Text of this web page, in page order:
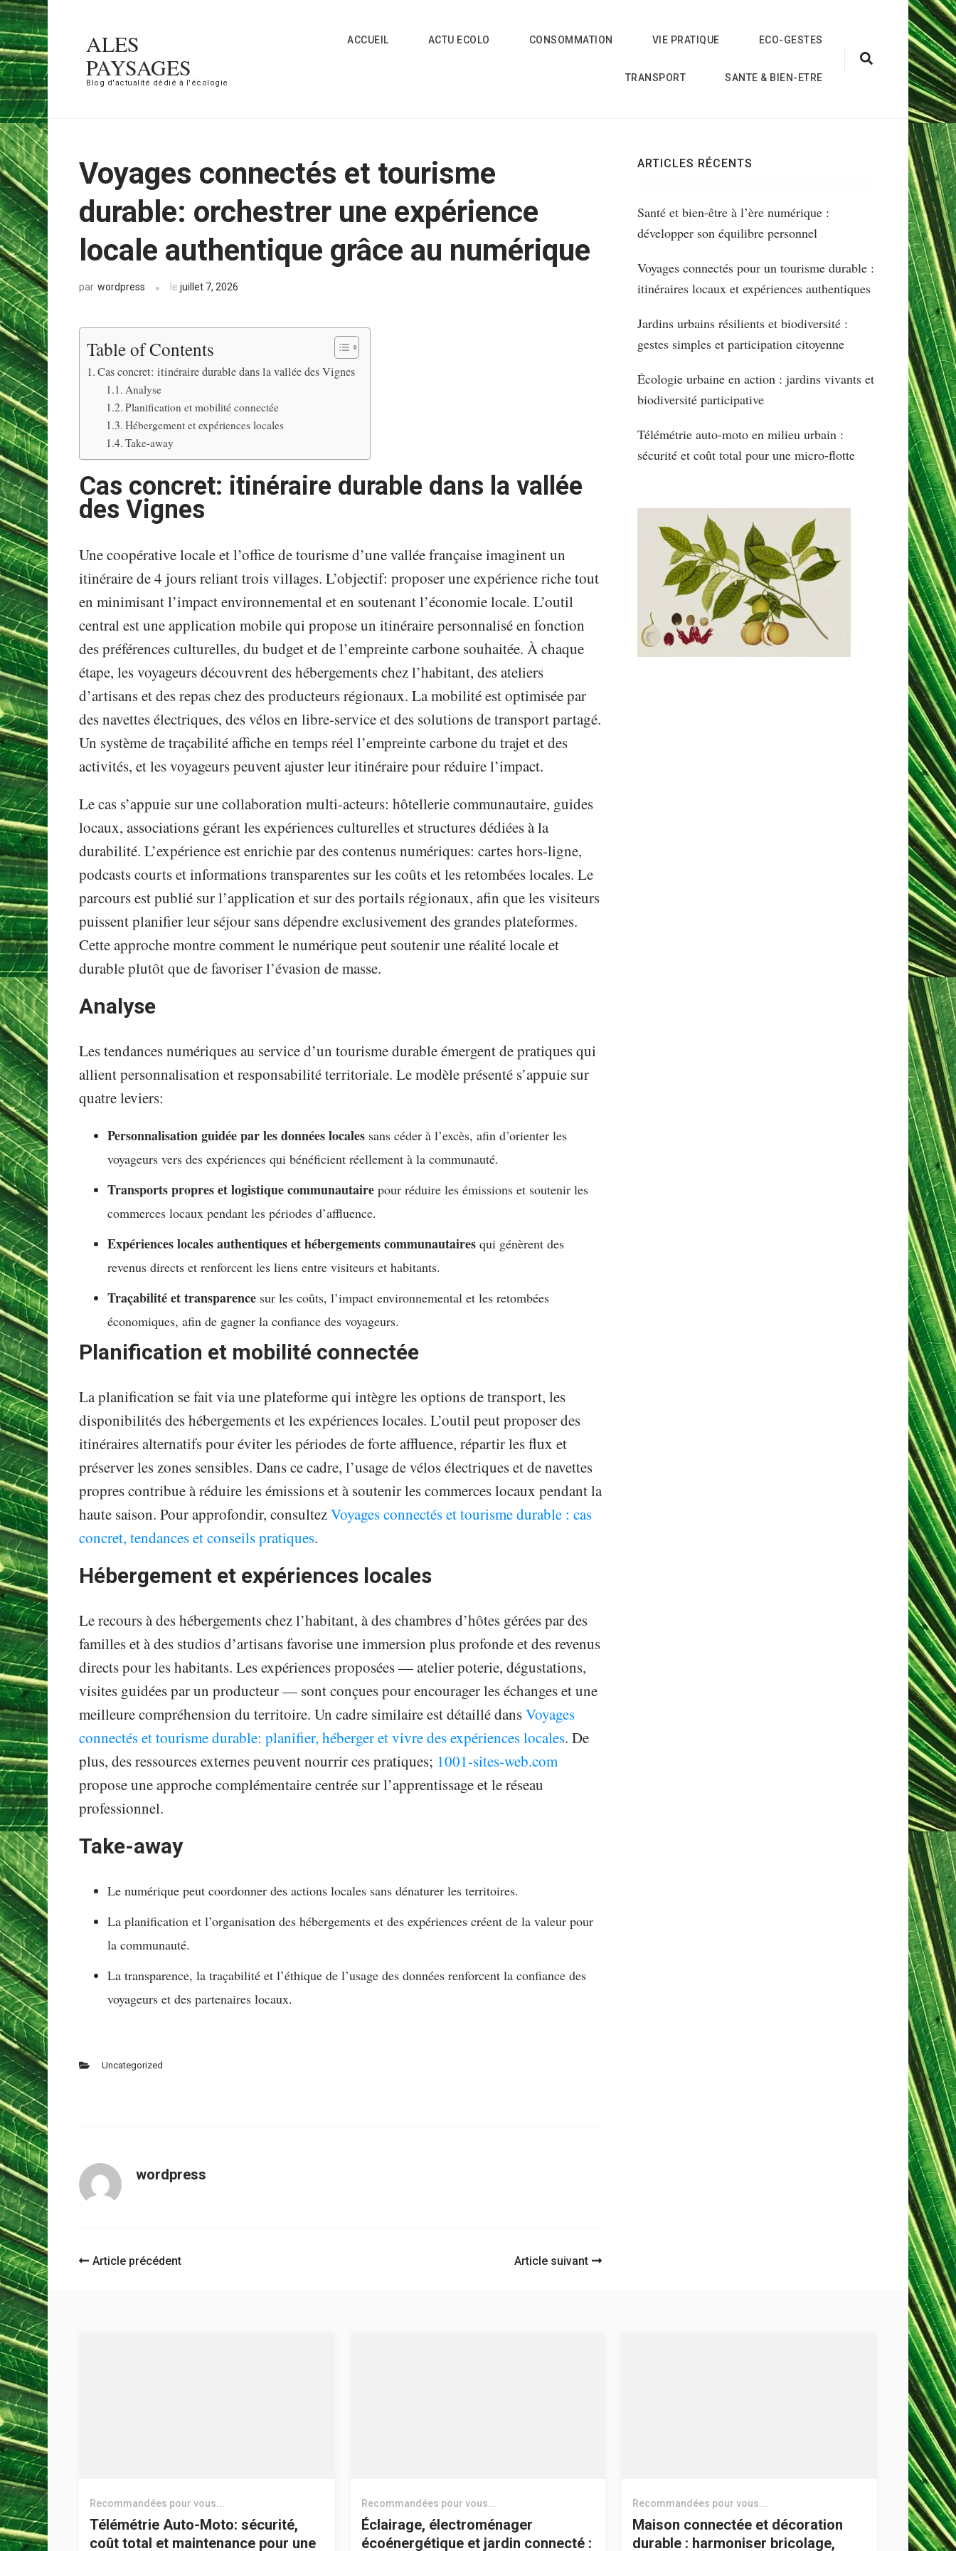
Aller
au
contenu
(Pressez
Entrée)
ALES
PAYSAGES
Blog d'actualité dédié à l'écologie
ACCUEIL ACTU ECOLO CONSOMMATION VIE PRATIQUE ECO-GESTES
TRANSPORT SANTE & BIEN-ETRE
Voyages connectés et tourisme
durable: orchestrer une expérience
locale authentique grâce au numérique
par wordpress lejuillet 7, 2026
Table of Contents
Cas concret: itinéraire durable dans la vallée des Vignes
Analyse
Planification et mobilité connectée
Hébergement et expériences locales
Take-away
Cas concret: itinéraire durable dans la vallée
des Vignes
Une coopérative locale et l’office de tourisme d’une vallée française imaginent un
itinéraire de 4 jours reliant trois villages. L’objectif: proposer une expérience riche tout
en minimisant l’impact environnemental et en soutenant l’économie locale. L’outil
central est une application mobile qui propose un itinéraire personnalisé en fonction
des préférences culturelles, du budget et de l’empreinte carbone souhaitée. À chaque
étape, les voyageurs découvrent des hébergements chez l’habitant, des ateliers
d’artisans et des repas chez des producteurs régionaux. La mobilité est optimisée par
des navettes électriques, des vélos en libre-service et des solutions de transport partagé.
Un système de traçabilité affiche en temps réel l’empreinte carbone du trajet et des
activités, et les voyageurs peuvent ajuster leur itinéraire pour réduire l’impact.
Le cas s’appuie sur une collaboration multi-acteurs: hôtellerie communautaire, guides
locaux, associations gérant les expériences culturelles et structures dédiées à la
durabilité. L’expérience est enrichie par des contenus numériques: cartes hors-ligne,
podcasts courts et informations transparentes sur les coûts et les retombées locales. Le
parcours est publié sur l’application et sur des portails régionaux, afin que les visiteurs
puissent planifier leur séjour sans dépendre exclusivement des grandes plateformes.
Cette approche montre comment le numérique peut soutenir une réalité locale et
durable plutôt que de favoriser l’évasion de masse.
Analyse
Les tendances numériques au service d’un tourisme durable émergent de pratiques qui
allient personnalisation et responsabilité territoriale. Le modèle présenté s’appuie sur
quatre leviers:
Personnalisation guidée par les données locales sans céder à l’excès, afin d’orienter les
voyageurs vers des expériences qui bénéficient réellement à la communauté.
Transports propres et logistique communautaire pour réduire les émissions et soutenir les
commerces locaux pendant les périodes d’affluence.
Expériences locales authentiques et hébergements communautaires qui génèrent des
revenus directs et renforcent les liens entre visiteurs et habitants.
Traçabilité et transparence sur les coûts, l’impact environnemental et les retombées
économiques, afin de gagner la confiance des voyageurs.
Planification et mobilité connectée
La planification se fait via une plateforme qui intègre les options de transport, les
disponibilités des hébergements et les expériences locales. L’outil peut proposer des
itinéraires alternatifs pour éviter les périodes de forte affluence, répartir les flux et
préserver les zones sensibles. Dans ce cadre, l’usage de vélos électriques et de navettes
propres contribue à réduire les émissions et à soutenir les commerces locaux pendant la
haute saison. Pour approfondir, consultezVoyages connectés et tourisme durable : cas
concret, tendances et conseils pratiques.
Hébergement et expériences locales
Le recours à des hébergements chez l’habitant, à des chambres d’hôtes gérées par des
familles et à des studios d’artisans favorise une immersion plus profonde et des revenus
directs pour les habitants. Les expériences proposées — atelier poterie, dégustations,
visites guidées par un producteur — sont conçues pour encourager les échanges et une
meilleure compréhension du territoire. Un cadre similaire est détaillé dansVoyages
connectés et tourisme durable: planifier, héberger et vivre des expériences locales. De
plus, des ressources externes peuvent nourrir ces pratiques; 1001-sites-web.com
propose une approche complémentaire centrée sur l’apprentissage et le réseau
professionnel.
Take-away
Le numérique peut coordonner des actions locales sans dénaturer les territoires.
La planification et l’organisation des hébergements et des expériences créent de la valeur pour
la communauté.
La transparence, la traçabilité et l’éthique de l’usage des données renforcent la confiance des
voyageurs et des partenaires locaux.
Uncategorized
wordpress
Navigation
Article précédent Article suivant
ARTICLES RÉCENTS
Santé et bien-être à l’ère numérique :
développer son équilibre personnel
Voyages connectés pour un tourisme durable :
itinéraires locaux et expériences authentiques
Jardins urbains résilients et biodiversité :
gestes simples et participation citoyenne
Écologie urbaine en action : jardins vivants et
biodiversité participative
Télémétrie auto-moto en milieu urbain :
sécurité et coût total pour une micro-flotte
Recommandées pour vous...
Télémétrie Auto-Moto: sécurité,
coût total et maintenance pour une
Recommandées pour vous...
Éclairage, électroménager
écoénergétique et jardin connecté :
Recommandées pour vous...
Maison connectée et décoration
durable : harmoniser bricolage,